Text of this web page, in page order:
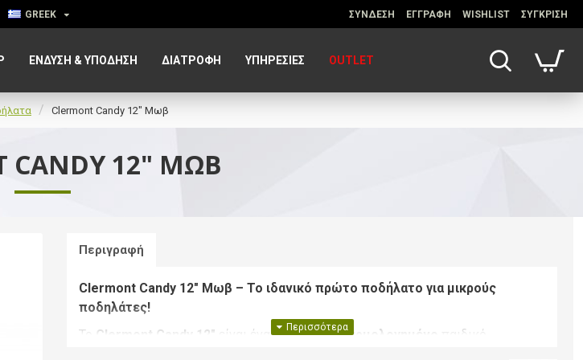
GREEK ΣΥΝΔΕΣΗ ΕΓΓΡΑΦΗ WISHLIST ΣΥΓΚΡΙΣΗ
ΈΝΔΥΣΗ & ΥΠΌΔΗΣΗ ΔΙΑΤΡΟΦΉ ΥΠΗΡΕΣΊΕΣ OUTLET
Clermont Candy 12" Μωβ
CANDY 12" ΜΩΒ
Περιγραφή
Clermont Candy 12" Μωβ – Το ιδανικό πρώτο ποδήλατο για μικρούς
ποδηλάτες!
Το
Clermont Candy 12" είναι έναπλήρως συναρμολογημένο
παιδικό